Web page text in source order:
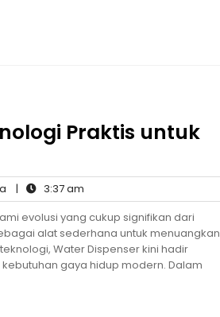
Praktis untuk
Putri
Huhula
| 3:37 am
am
evolusi yang cukup signifikan dari
alat sederhana untuk menuangkan
Water Dispenser kini hadir
gaya hidup modern. Dalam